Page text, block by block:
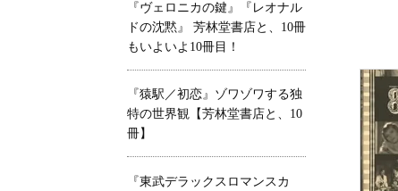
『ヴェロニカの鍵』『レオナル
ドの沈黙』 芳林堂書店と、10冊
もいよいよ10冊目！
『猿駅／初恋』ゾワゾワする独
特の世界観【芳林堂書店と、10
冊】
『東武デラックスロマンスカ